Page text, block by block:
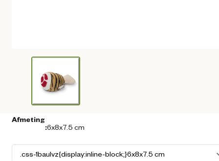
Afmeting
:6x8x7.5 cm